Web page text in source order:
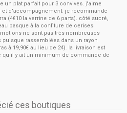
un plat parfait pour 3 convives. j'aime
et d'accompagnement. je recommande
(4€10 la verrine de 6 parts). côté sucré,
basque à la confiture de cerises
ne sont pas très nombreuses
rassemblées dans un rayon
à 19,90€ au lieu de 24). la livraison est
qu'il y ait un minimum de commande de
ces boutiques